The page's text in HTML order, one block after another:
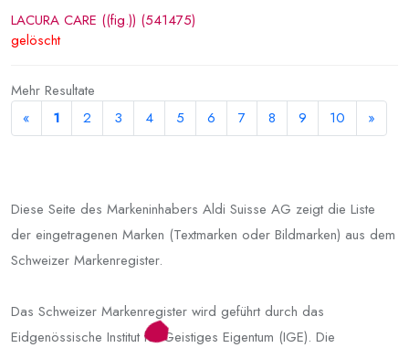
LACURA CARE ((fig.)) (541475)
gelöscht
Mehr Resultate
«
1 2 3 4 5 6 7 8 9 10 »
Diese Seite des Markeninhabers Aldi Suisse AG zeigt die Liste
der eingetragenen Marken (Textmarken oder Bildmarken) aus dem
Schweizer Markenregister.
Das Schweizer Markenregister wird geführt durch das
Eidgenössische Institut für Geistiges Eigentum (IGE). Die